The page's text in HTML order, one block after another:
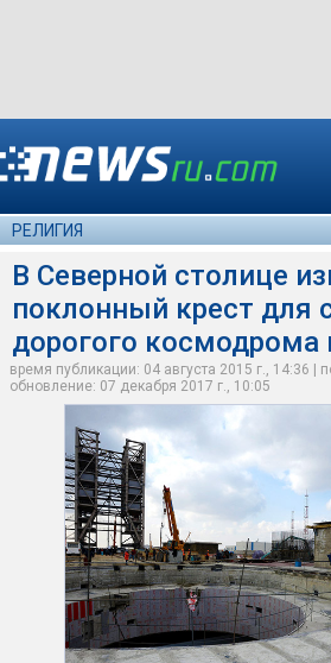
РЕЛИГИЯ
В Северной столице
поклонный крест для
дорогого космодрома
время публикации: 04 августа 2015 г., 14:36 |
обновление: 07 декабря 2017 г., 10:05